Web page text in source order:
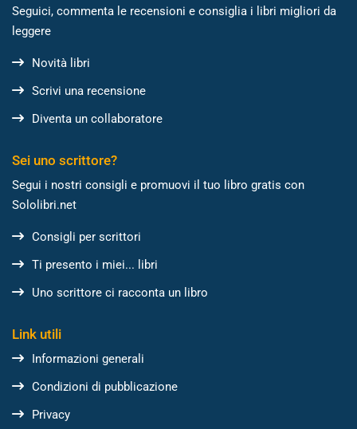
Seguici, commenta le recensioni e consiglia i libri migliori da
leggere
Novità libri
Scrivi una recensione
Diventa un collaboratore
Sei uno scrittore?
Segui i nostri consigli e promuovi il tuo libro gratis con
Sololibri.net
Consigli per scrittori
Ti presento i miei... libri
Uno scrittore ci racconta un libro
Link utili
Informazioni generali
Condizioni di pubblicazione
Privacy